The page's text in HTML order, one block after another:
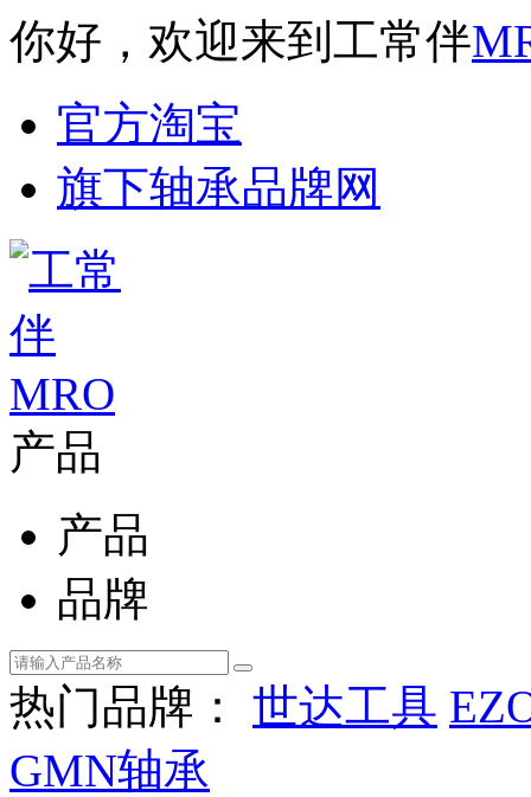
你好，欢迎来到工常伴
官方淘宝
旗下轴承品牌网
产品
产品
品牌
热门品牌： 世达工具
GMN轴承